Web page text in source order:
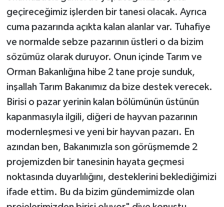
geçireceğimiz işlerden bir tanesi olacak. Ayrıca
cuma pazarında açıkta kalan alanlar var. Tuhafiye
ve normalde sebze pazarının üstleri o da bizim
sözümüz olarak duruyor. Onun içinde Tarım ve
Orman Bakanlığına hibe 2 tane proje sunduk,
inşallah Tarım Bakanımız da bize destek verecek.
Birisi o pazar yerinin kalan bölümünün üstünün
kapanmasıyla ilgili, diğeri de hayvan pazarının
modernleşmesi ve yeni bir hayvan pazarı. En
azından ben, Bakanımızla son görüşmemde 2
projemizden bir tanesinin hayata geçmesi
noktasında duyarlılığını, desteklerini beklediğimizi
ifade ettim. Bu da bizim gündemimizde olan